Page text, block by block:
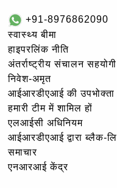
+91-8976862090
स्वास्थ्य बीमा
हाइपरलिंक नीति
अंतर्राष्ट्रीय संचालन सहयोगी
निवेश-अमृत
आईआरडीएआई की उपभोक्ता
हमारी टीम में शामिल हों
एलआईसी अधिनियम
आईआरडीएआई द्वारा ब्लैक-
समाचार
एनआरआई केंद्र